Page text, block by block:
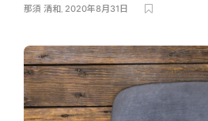
那須 清和, 2020年8月31日